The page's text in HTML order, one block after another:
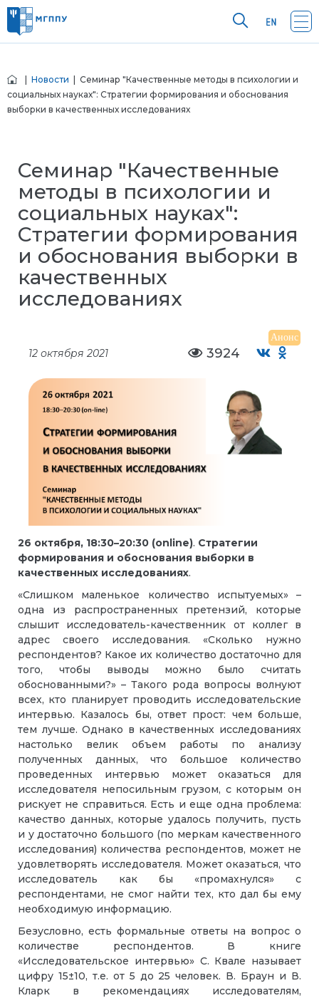
Новости | Семинар "Качественные методы в психологии и
социальных науках": Стратегии формирования и обоснования
выборки в качественных исследованиях
Семинар "Качественные
методы в психологии и
социальных науках":
Стратегии формирования
и обоснования выборки в
качественных
исследованиях
Анонс
12 октября 2021 3924
26 октября, 18:30–20:30 (online). Стратегии
формирования и обоснования выборки в
качественных исследованиях.
«Слишком маленькое количество испытуемых» –
одна из распространенных претензий, которые
слышит исследователь-качественник от коллег в
адрес своего исследования. «Сколько нужно
респондентов? Какое их количество достаточно для
того, чтобы выводы можно было считать
обоснованными?» – Такого рода вопросы волнуют
всех, кто планирует проводить исследовательские
интервью. Казалось бы, ответ прост: чем больше,
тем лучше. Однако в качественных исследованиях
настолько велик объем работы по анализу
полученных данных, что большое количество
проведенных интервью может оказаться для
исследователя непосильным грузом, с которым он
рискует не справиться. Есть и еще одна проблема:
качество данных, которые удалось получить, пусть
и у достаточно большого (по меркам качественного
исследования) количества респондентов, может не
удовлетворять исследователя. Может оказаться, что
исследователь как бы «промахнулся» с
респондентами, не смог найти тех, кто дал бы ему
необходимую информацию.
Безусловно, есть формальные ответы на вопрос о
количестве респондентов. В книге
«Исследовательское интервью» С. Квале называет
цифру 15±10, т.е. от 5 до 25 человек. В. Браун и В.
Кларк в рекомендациях исследователям,